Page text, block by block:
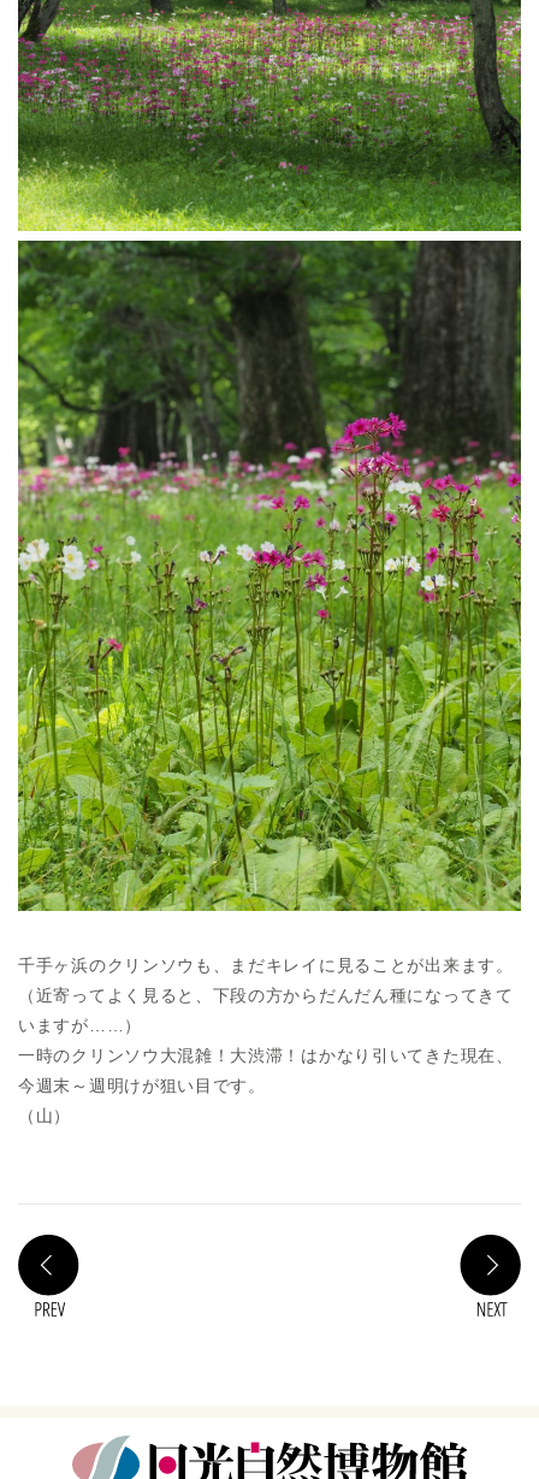
千手ヶ浜のクリンソウも、まだキレイに見ることが出来ます。
（近寄ってよく見ると、下段の方からだんだん種になってきて
いますが……）
一時のクリンソウ大混雑！大渋滞！はかなり引いてきた現在、
今週末～週明けが狙い目です。
（山）